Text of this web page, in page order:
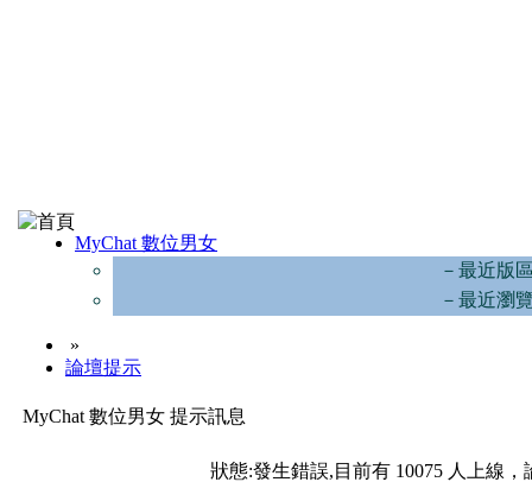
MyChat 數位男女
－最近版
－最近瀏
»
論壇提示
MyChat 數位男女 提示訊息
狀態:發生錯誤,目前有 10075 人上線